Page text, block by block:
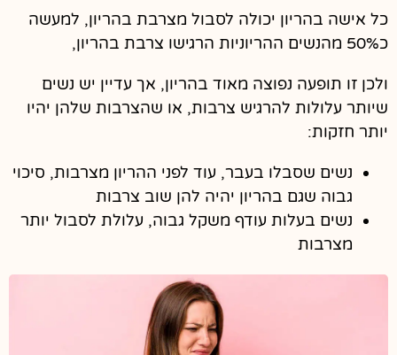
כל אישה בהריון יכולה לסבול מצרבת בהריון, למעשה
כ50% מהנשים ההריוניות הרגישו צרבת בהריון,
ולכן זו תופעה נפוצה מאוד בהריון, אך עדיין יש נשים
שיותר עלולות להרגיש צרבות, או שהצרבות שלהן יהיו
יותר חזקות:
נשים שסבלו בעבר, עוד לפני ההריון מצרבות, סיכוי
גבוה שגם בהריון יהיה להן שוב צרבות
נשים בעלות עודף משקל גבוה, עלולת לסבול יותר
מצרבות